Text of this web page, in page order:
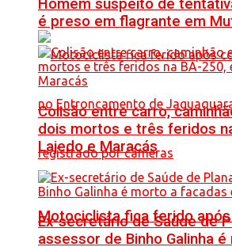
Motociclista fica ferido
Homem suspeito de
é preso em flagrante em
Colisão entre carro,
dois mortos e três feridos
Lajedo e Maracás
Ex-secretário de Saúde de
assessor de Binho Galinha